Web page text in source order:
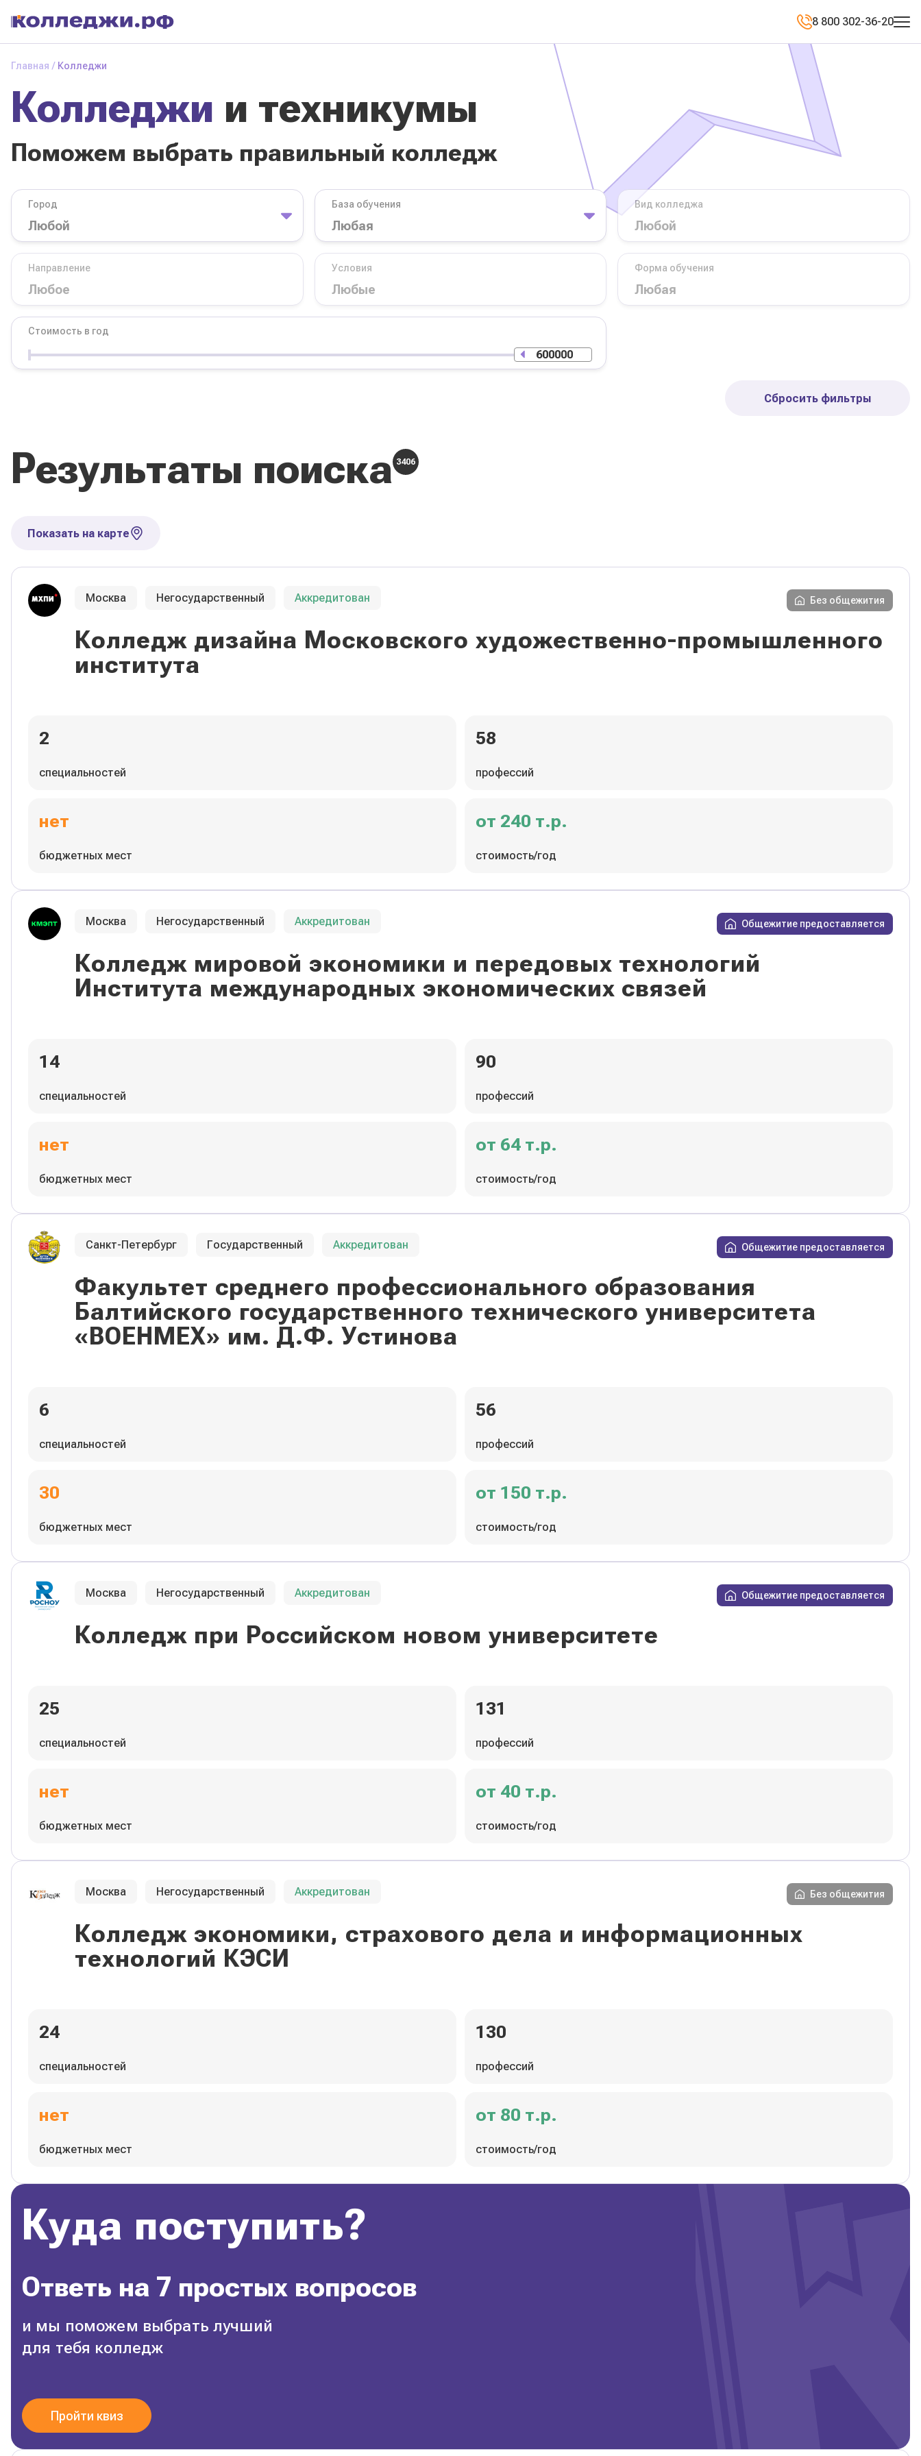
8 800 302-36-20
Главная Колледжи
Колледжи и техникумы
Поможем выбрать правильный колледж
Город База обучения Вид колледжа
Направление Условия Форма обучения
Стоимость в год
Сбросить фильтры
Результаты поиска 3406
Показать на карте
Москва Негосударственный Аккредитован Без общежития
Колледж дизайна Московского художественно-промышленного
института
2
специальностей
58
профессий
нет
бюджетных мест
от 240 т.р.
стоимость/год
Москва Негосударственный Аккредитован Общежитие предоставляется
Колледж мировой экономики и передовых технологий
Института международных экономических связей
14
специальностей
90
профессий
нет
бюджетных мест
от 64 т.р.
стоимость/год
Санкт-Петербург Государственный Аккредитован Общежитие предоставляется
Факультет среднего профессионального образования
Балтийского государственного технического университета
«ВОЕНМЕХ» им. Д.Ф. Устинова
6
специальностей
56
профессий
30
бюджетных мест
от 150 т.р.
стоимость/год
Москва Негосударственный Аккредитован Общежитие предоставляется
Колледж при Российском новом университете
25
специальностей
131
профессий
нет
бюджетных мест
от 40 т.р.
стоимость/год
Москва Негосударственный Аккредитован Без общежития
Колледж экономики, страхового дела и информационных
технологий КЭСИ
24
специальностей
130
профессий
нет
бюджетных мест
от 80 т.р.
стоимость/год
Куда поступить?
Ответь на 7 простых вопросов
и мы поможем выбрать лучший
для тебя колледж
Пройти квиз
Колледжии
техникумы
Поможем выбрать
правильный
колледж
Город
колледжа
Условия Форма обучения